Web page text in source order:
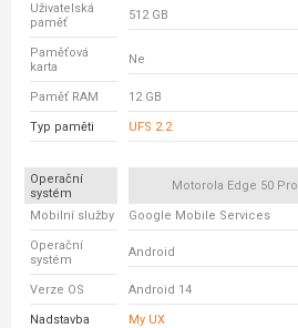
Uživatelská
paměť
512 GB
Paměťová
karta
Ne
Paměť RAM 12 GB
Typ paměti UFS 2.2
Operační
systém
Motorola Edge 50 Pro
Mobilní služby Google Mobile Services
Operační
systém
Android
Verze OS Android 14
Nadstavba My UX